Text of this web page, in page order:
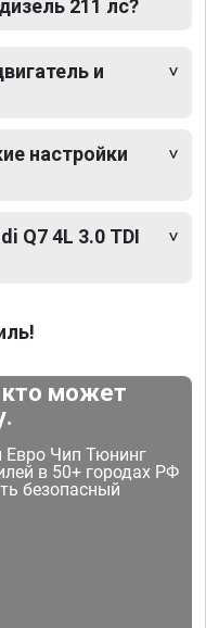
211 лс?
и
настройки
Q7 4L 3.0 TDI
может
Евро Чип Тюнинг
в 50+ городах РФ
безопасный